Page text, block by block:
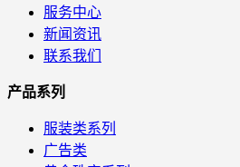
服务中心
新闻资讯
联系我们
产品系列
服装类系列
广告类